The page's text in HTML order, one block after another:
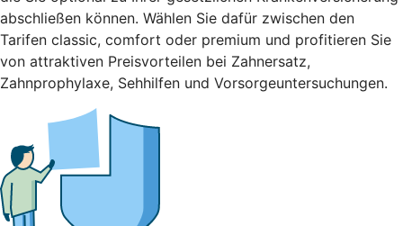
abschließen können. Wählen Sie dafür zwischen den
Tarifen classic, comfort oder premium und profitieren Sie
von attraktiven Preisvorteilen bei Zahnersatz,
Zahnprophylaxe, Sehhilfen und Vorsorgeuntersuchungen.